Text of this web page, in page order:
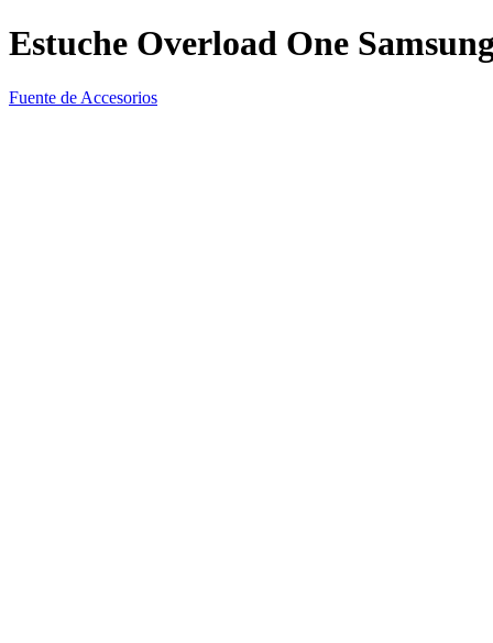
Estuche Overload One
Fuente de Accesorios